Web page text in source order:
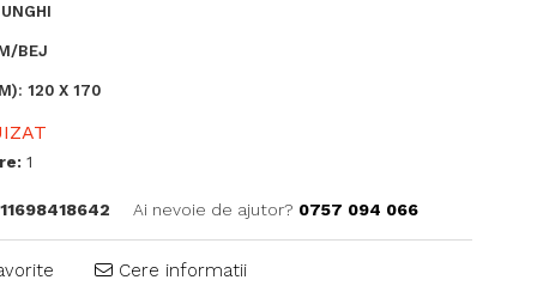
BEJ
: 120 X 170
1
Ai nevoie de ajutor? 0757 094 066
Cere informatii